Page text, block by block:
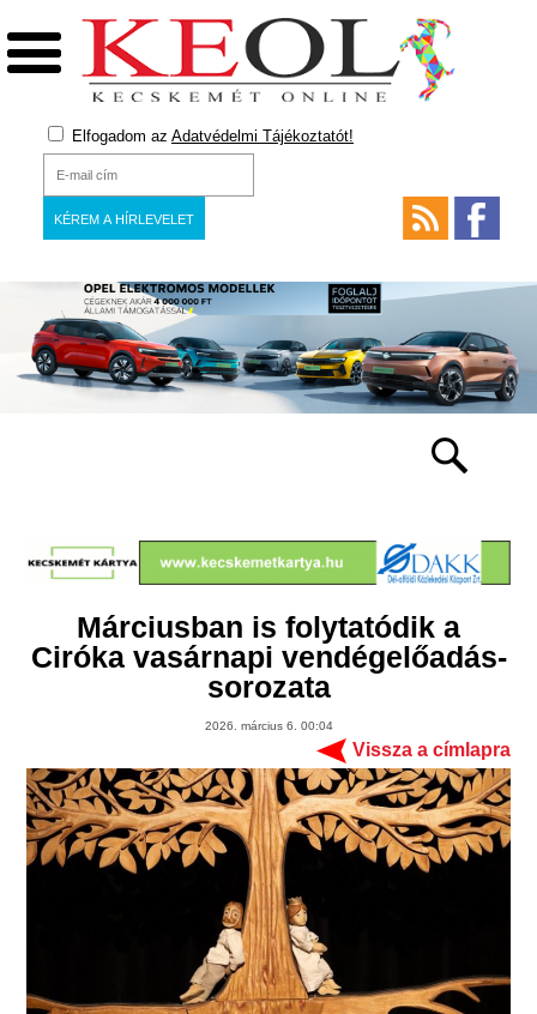
Elfogadom az Adatvédelmi Tájékoztatót!
Márciusban is folytatódik a
Ciróka vasárnapi vendégelőadás-
sorozata
2026. március 6. 00:04
Vissza a címlapra